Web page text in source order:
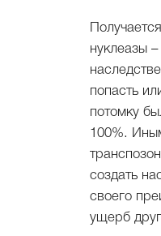
нуклеазы
попасть
потомку
100%.
создать
своего
ущерб